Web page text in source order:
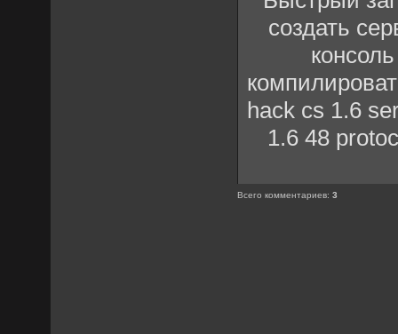
создать
консоль
hack cs 1.6
1.6 48
Всего комментариев:3